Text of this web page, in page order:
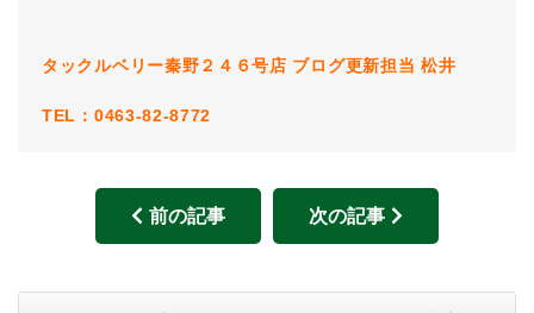
タックルベリー秦野２４６号店 ブログ更新担当 松井
TEL：0463-82-8772
前の記事 次の記事